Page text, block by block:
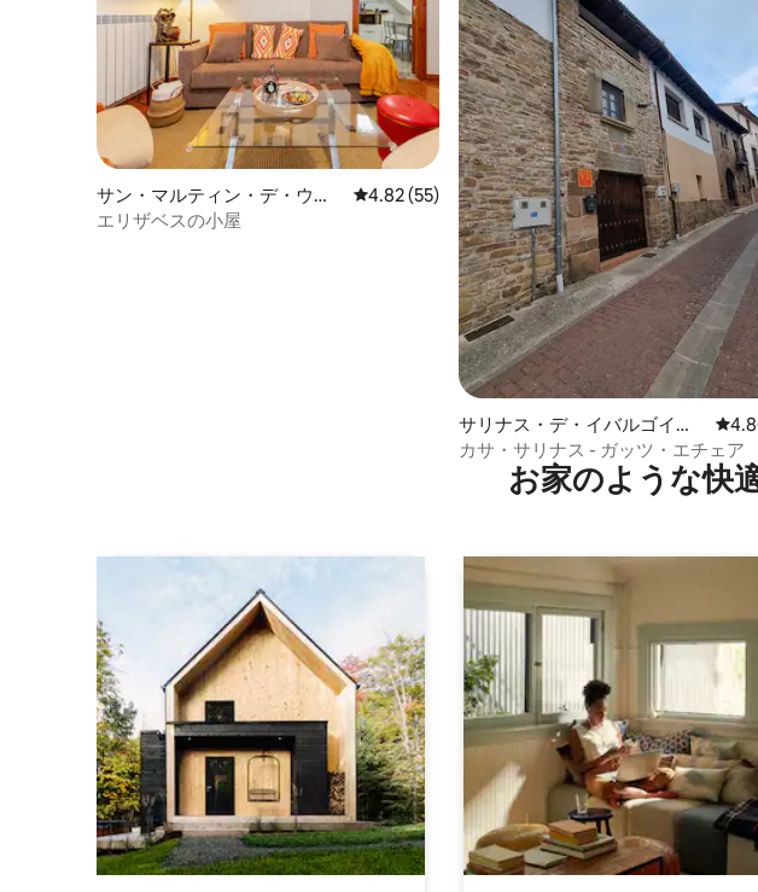
サン・マルティン・デ・ウン
シュの一軒家
レビュー55件、5つ星中4.82つ星の平均評価
4.82 (55)
エリザベスの小屋
サリナス・デ・イバルゴイテ
ィの一軒家
レビ
カサ・サリナス - ガッツ・エチェア
お家のような快⁠